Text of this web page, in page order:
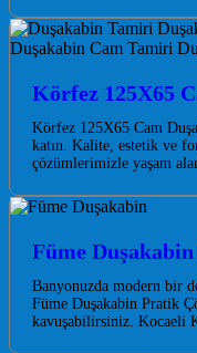
Körfez 125X65
Körfez 125X65 Cam
katın. Kalite, estetik ve
çözümlerimizle yaşam
Füme
Banyonuzda modern bir
Füme Duşakabin Pratik
kavuşabilirsiniz. Kocaeli